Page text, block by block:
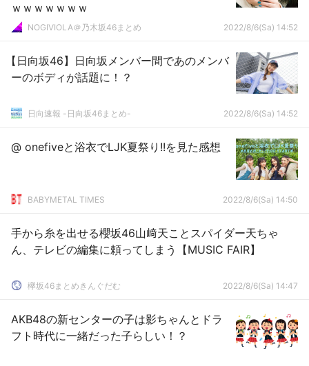
ｗｗｗｗｗｗｗ
NOGIVIOLA＠乃木坂46まとめ 2022/8/6(Sa) 14:52
【日向坂46】日向坂メンバー間であのメンバ
ーのボディが話題に！？
日向速報 -日向坂46まとめ- 2022/8/6(Sa) 14:52
@ onefiveと浴衣でLJK夏祭り!!を見た感想
BABYMETAL TIMES 2022/8/6(Sa) 14:50
手から糸を出せる櫻坂46山﨑天ことスパイダー天ちゃ
ん、テレビの編集に頼ってしまう【MUSIC FAIR】
欅坂46まとめきんぐだむ 2022/8/6(Sa) 14:47
AKB48の新センターの子は影ちゃんとドラ
フト時代に一緒だった子らしい！？